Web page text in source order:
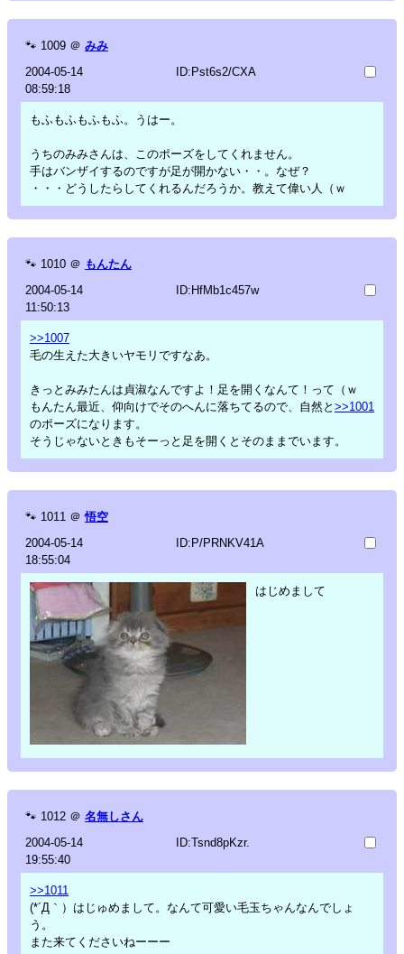
🐾 1009 ＠ みみ
2004-05-14
08:59:18
ID:Pst6s2/CXA
もふもふもふもふ。うはー。
うちのみみさんは、このポーズをしてくれません。
手はバンザイするのですが足が開かない・・。なぜ？
・・・どうしたらしてくれるんだろうか。教えて偉い人（ｗ
🐾 1010 ＠ もんたん
2004-05-14
11:50:13
ID:HfMb1c457w
>>1007
毛の生えた大きいヤモリですなあ。
きっとみみたんは貞淑なんですよ！足を開くなんて！って（ｗ
もんたん最近、仰向けでそのへんに落ちてるので、自然と >>1001
のポーズになります。
そうじゃないときもそーっと足を開くとそのままでいます。
🐾 1011 ＠ 悟空
2004-05-14
18:55:04
ID:P/PRNKV41A
はじめまして
🐾 1012 ＠ 名無しさん
2004-05-14
19:55:40
ID:Tsnd8pKzr.
>>1011
(*´Д｀）はじゅめまして。なんて可愛い毛玉ちゃんなんでしょ
う。
また来てくださいねーーー